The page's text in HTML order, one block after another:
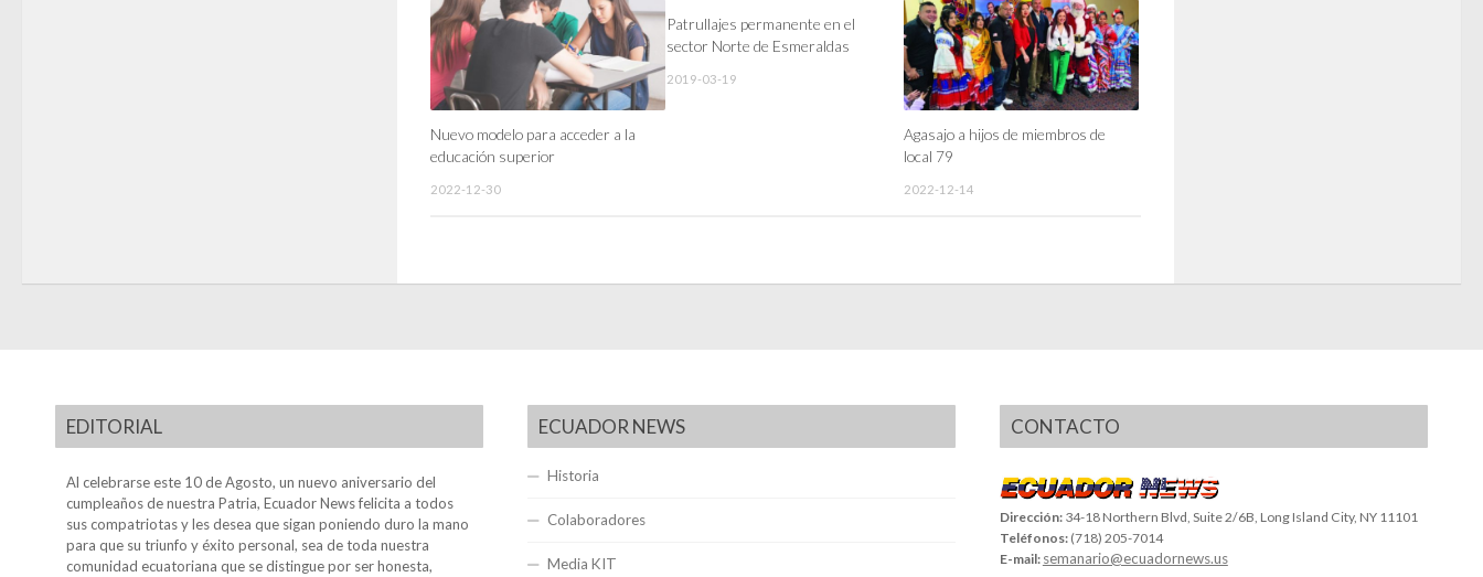
Nuevo modelo para acceder a la
educación superior
2022-12-30
Patrullajes permanente en el
sector Norte de Esmeraldas
2019-03-19
Agasajo a hijos de miembros de
local 79
2022-12-14
EDITORIAL
Al celebrarse este 10 de Agosto, un nuevo aniversario del
cumpleaños de nuestra Patria, Ecuador News felicita a todos
sus compatriotas y les desea que sigan poniendo duro la mano
para que su triunfo y éxito personal, sea de toda nuestra
comunidad ecuatoriana que se distingue por ser honesta,
ECUADOR NEWS
Historia
Colaboradores
Media KIT
CONTACTO
Dirección: 34-18 Northern Blvd, Suite 2/6B, Long Island City, NY 11101
Teléfonos: (718) 205-7014
E-mail: semanario@ecuadornews.us